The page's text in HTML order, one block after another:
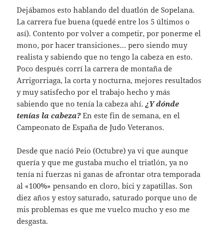
Dejábamos esto hablando del duatlón de Sopelana.
La carrera fue buena (quedé entre los 5 últimos o
así). Contento por volver a competir, por ponerme el
mono, por hacer transiciones… pero siendo muy
realista y sabiendo que no tengo la cabeza en esto.
Poco después corrí la carrera de montaña de
Arrigorriaga, la corta y nocturna, mejores resultados
y muy satisfecho por el trabajo hecho y más
sabiendo que no tenía la cabeza ahí.¿Y dónde
tenías la cabeza?En este fin de semana, en el
Campeonato de España de Judo Veteranos.
Desde que nació Peio (Octubre) ya vi que aunque
quería y que me gustaba mucho el triatlón, ya no
tenía ni fuerzas ni ganas de afrontar otra temporada
al «100%» pensando en cloro, bici y zapatillas. Son
diez años y estoy saturado, saturado porque uno de
mis problemas es que me vuelco mucho y eso me
desgasta.